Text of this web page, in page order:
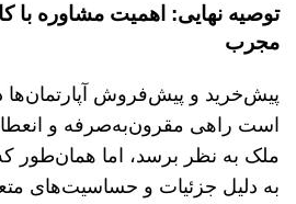
توصیه نهایی: اهمیت مشاوره با
مجرب
پیش‌خرید و پیش‌فروش آپارتمان‌ها
است راهی مقرون‌به‌صرفه و
ملک به نظر برسد، اما همان‌طور که
به دلیل جزئیات و حساسیت‌های